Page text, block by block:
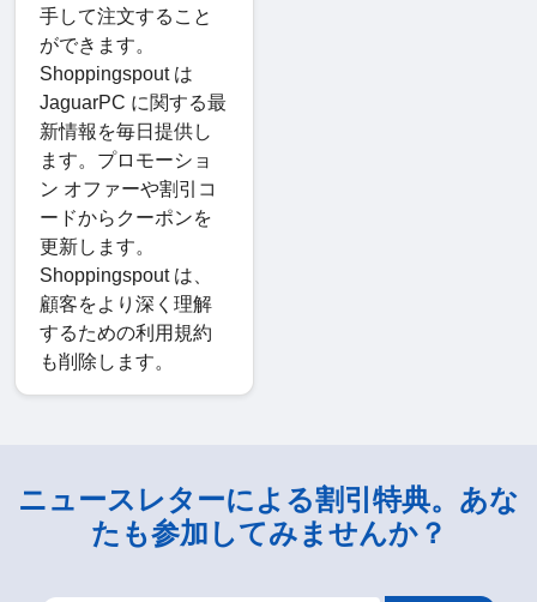
手して注文すること
ができます。
Shoppingspout は
JaguarPC に関する最
新情報を毎日提供し
ます。プロモーショ
ン オファーや割引コ
ードからクーポンを
更新します。
Shoppingspout は、
顧客をより深く理解
するための利用規約
も削除します。
ニュースレターによる割引特典。あな
たも参加してみませんか？